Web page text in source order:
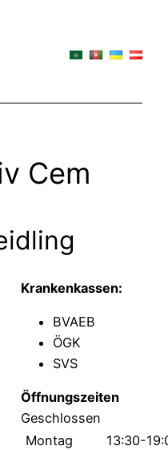
Cem
Krankenkassen:
BVAEB
ÖGK
SVS
Öffnungszeiten
Geschlossen
Montag
13:30-